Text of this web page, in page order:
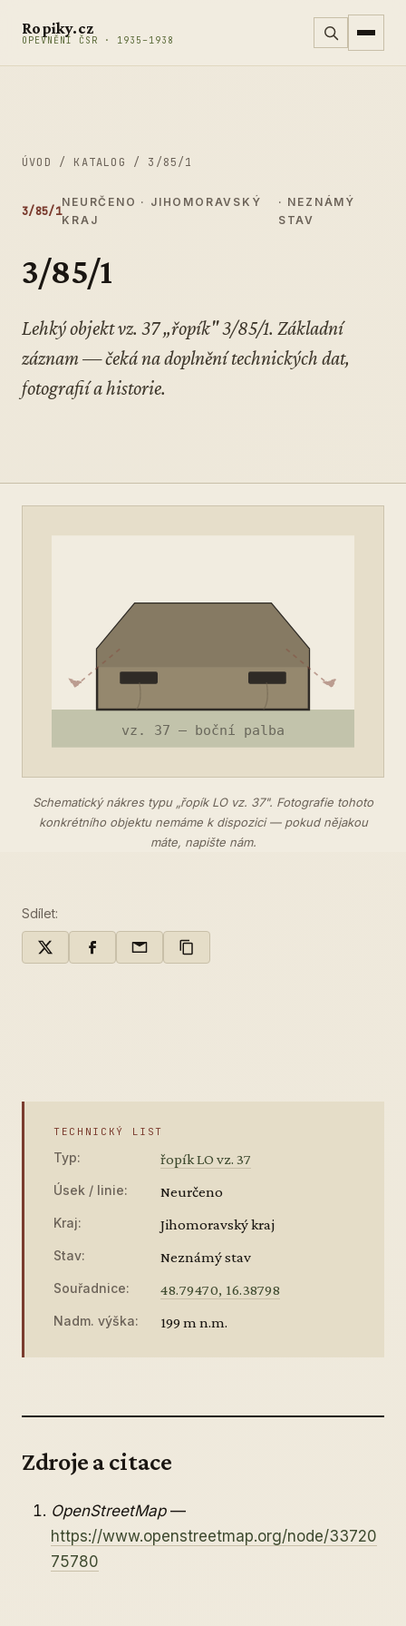
Ropiky.cz
OPEVNĚNÍ ČSR · 1935–1938
ÚVOD / KATALOG / 3/85/1
3/85/1
NEURČENO · JIHOMORAVSKÝ
KRAJ
· NEZNÁMÝ
STAV
3/85/1
Lehký objekt vz. 37 „řopík" 3/85/1. Základní
záznam — čeká na doplnění technických dat,
fotografií a historie.
Schematický nákres typu „řopík LO vz. 37". Fotografie tohoto
konkrétního objektu nemáme k dispozici — pokud nějakou
máte, napište nám.
Sdílet:
TECHNICKÝ LIST
Typ: řopík LO vz. 37
Úsek / linie: Neurčeno
Kraj: Jihomoravský kraj
Stav: Neznámý stav
Souřadnice: 48.79470, 16.38798
Nadm. výška: 199 m n.m.
Zdroje a citace
OpenStreetMap—
https://www.openstreetmap.org/node/33720
75780